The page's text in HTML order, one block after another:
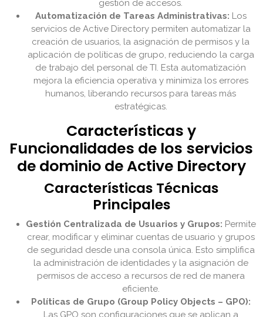
gestión de accesos.
Automatización de Tareas Administrativas: Los
servicios de Active Directory permiten automatizar la
creación de usuarios, la asignación de permisos y la
aplicación de políticas de grupo, reduciendo la carga
de trabajo del personal de TI. Esta automatización
mejora la eficiencia operativa y minimiza los errores
humanos, liberando recursos para tareas más
estratégicas.
Características y
Funcionalidades de los servicios
de dominio de Active Directory
Características Técnicas
Principales
Gestión Centralizada de Usuarios y Grupos: Permite
crear, modificar y eliminar cuentas de usuario y grupos
de seguridad desde una consola única. Esto simplifica
la administración de identidades y la asignación de
permisos de acceso a recursos de red de manera
eficiente.
Políticas de Grupo (Group Policy Objects – GPO):
Las GPO son configuraciones que se aplican a